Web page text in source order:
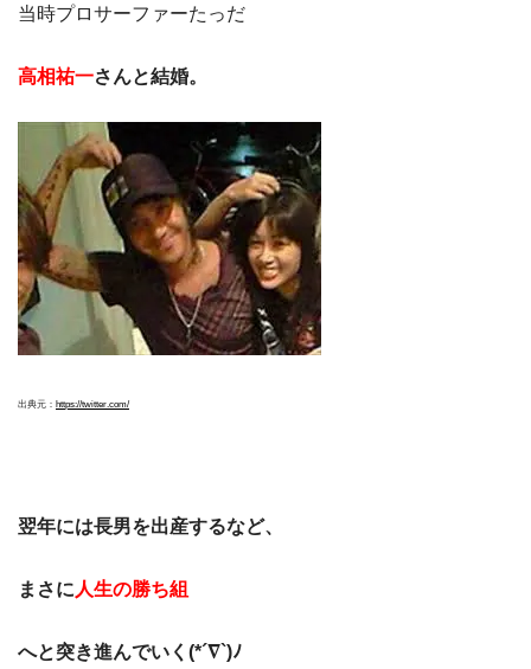
当時プロサーファーたっだ
高相祐一さんと結婚。
出典元： https://twitter.com/
翌年には長男を出産するなど、
まさに 人生の勝ち組
へと突き進んでいく(*´∇`)ﾉ